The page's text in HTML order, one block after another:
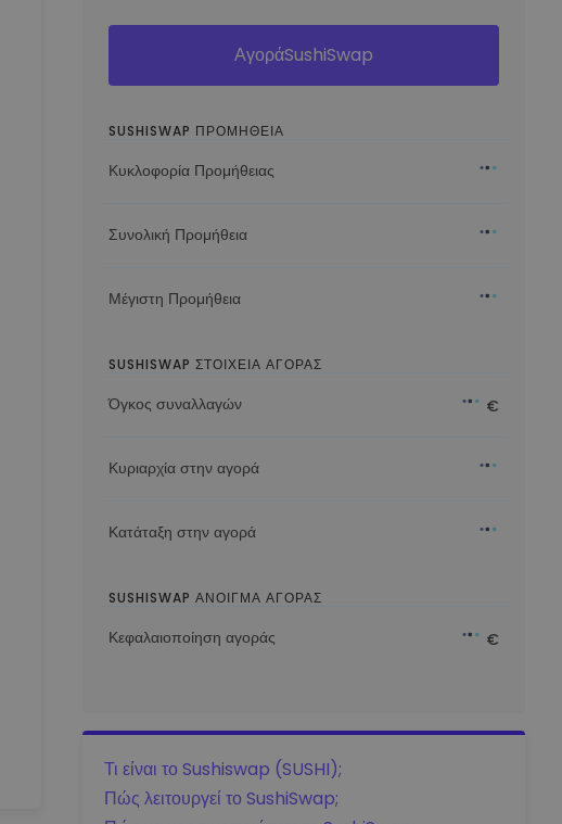
ΑγοράSushiSwap
SUSHISWAP ΠΡΟΜΗΘΕΙΑ
Κυκλοφορία Προμήθειας
Συνολική Προμήθεια
Μέγιστη Προμήθεια
SUSHISWAP ΣΤΟΙΧΕΙΑ ΑΓΟΡΑΣ
Όγκος συναλλαγών €
Κυριαρχία στην αγορά
Κατάταξη στην αγορά
SUSHISWAP ΆΝΟΙΓΜΑ ΑΓΟΡΆΣ
Κεφαλαιοποίηση αγοράς €
Τι είναι το Sushiswap (SUSHI);
Πώς λειτουργεί το SushiSwap;